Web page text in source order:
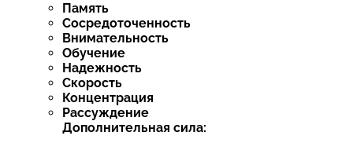
Память
Сосредоточенность
Внимательность
Обучение
Надежность
Скорость
Концентрация
Рассуждение
Дополнительная сила: